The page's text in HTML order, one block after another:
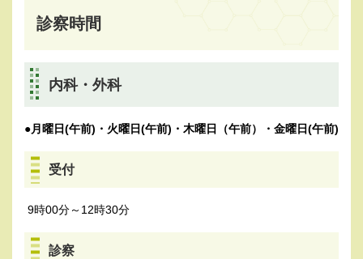
診察時間
内科・外科
●月曜日(午前)・火曜日(午前)・木曜日（午前）・金曜日(午前)
受付
9時00分～12時30分
診察